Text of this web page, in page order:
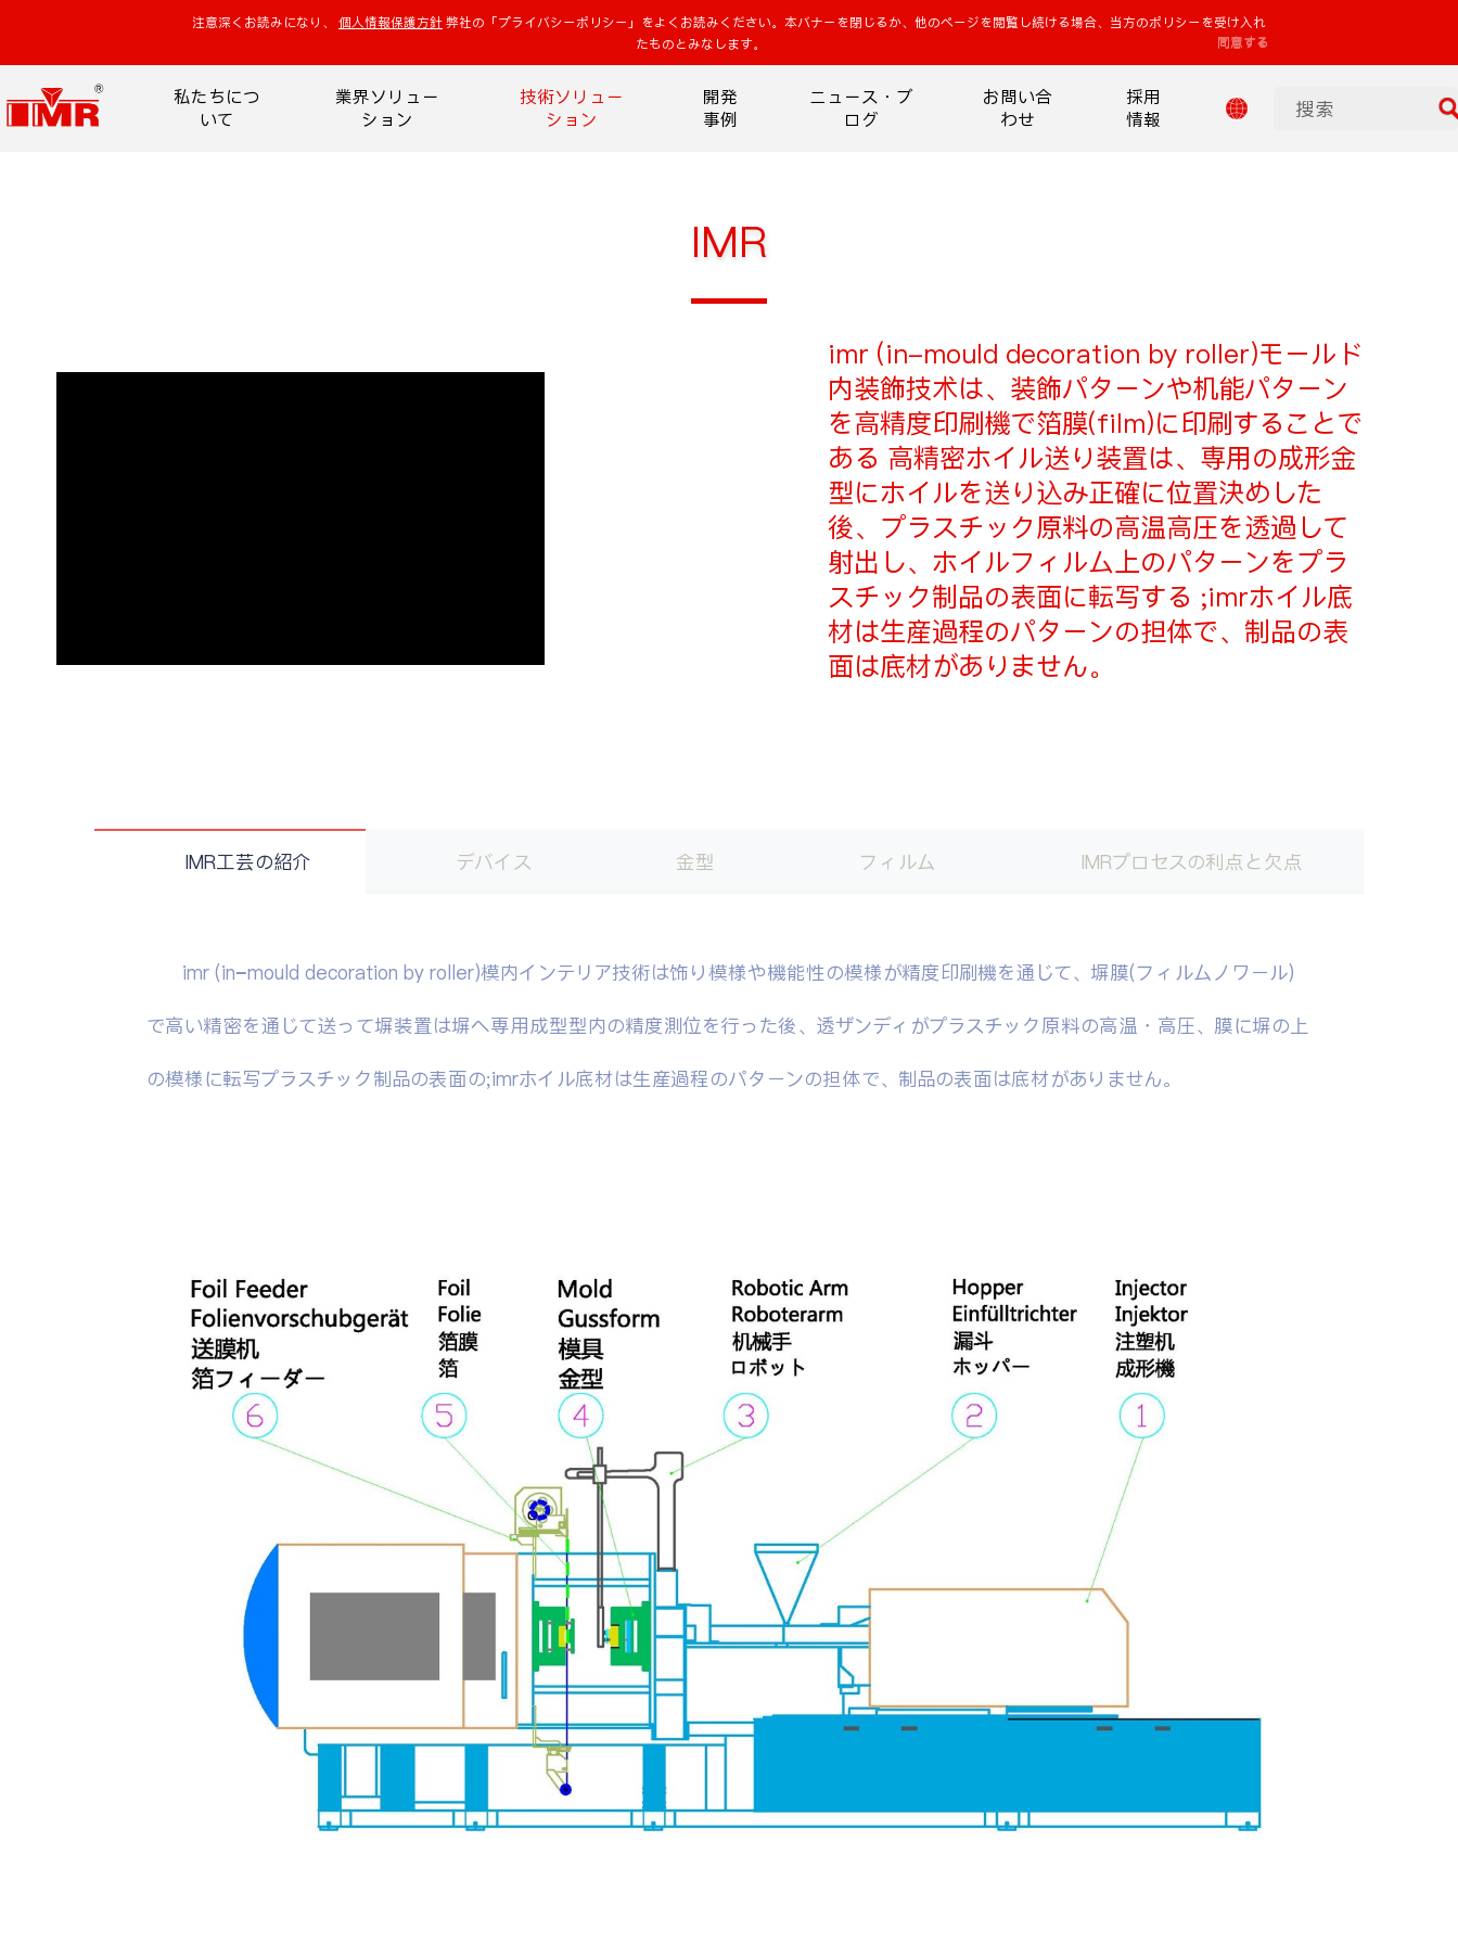
注意深くお読みになり、 個人情報保護方針弊社の「プライバシーポリシー」をよくお読みください。本バナーを閉じるか、他のページを閲覧し続ける場合、当方のポリシーを受け入れ
たものとみなします。
同意する
私たちにつ
いて
業界ソリュー
ション
技術ソリュー
ション
開発
事例
ニュース・ブ
ログ
お問い合
わせ
採用
情報
IMR
imr (in-mould decoration by roller)モールド
内装飾技术は、装飾パターンや机能パターン
を高精度印刷機で箔膜(film)に印刷することで
ある 高精密ホイル送り装置は、専用の成形金
型にホイルを送り込み正確に位置決めした
後、プラスチック原料の高温高圧を透過して
射出し、ホイルフィルム上のパターンをプラ
スチック制品の表面に転写する ;imrホイル底
材は生産過程のパターンの担体で、制品の表
面は底材がありません。
IMR工芸の紹介 デバイス 金型 フィルム IMRプロセスの利点と欠点
imr (in−mould decoration by roller)模内インテリア技術は饰り模様や機能性の模様が精度印刷機を通じて、塀膜(フィルムノワール)
で高い精密を通じて送って塀装置は塀へ専用成型型内の精度測位を行った後、透ザンディがプラスチック原料の高温・高圧、膜に塀の上
の模様に転写プラスチック制品の表面の;imrホイル底材は生産過程のパターンの担体で、制品の表面は底材がありません。